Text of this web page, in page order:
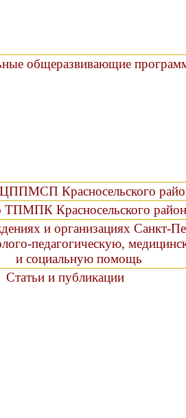
общеразвивающие
Красносельского
ТПМПК Красносельского
и организациях Санкт-
педагогическую,
социальную помощь
Статьи и публикации